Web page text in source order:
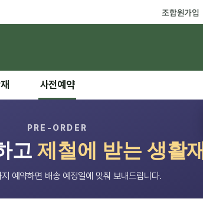
조합원가입
사전예약
PRE-ORDER
고제철에 받는 생활재
예약하면 배송 예정일에 맞춰 보내드립니다.